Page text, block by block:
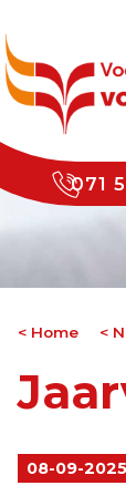
071
Home
08-09-2025